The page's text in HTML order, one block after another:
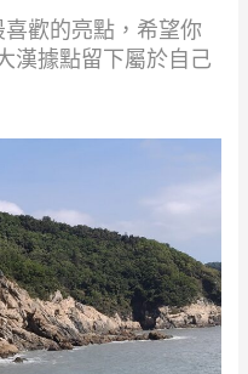
歡的亮點，希望你
漢據點留下屬於自己